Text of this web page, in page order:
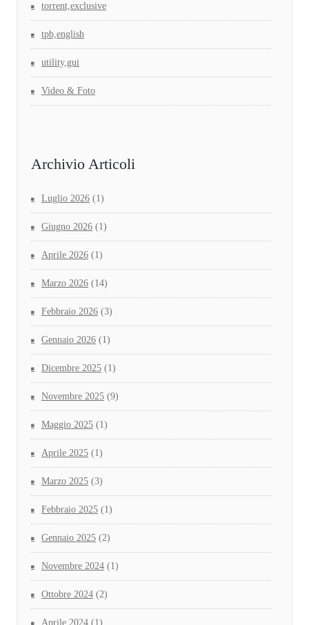
torrent,exclusive
tpb,english
utility,gui
Video & Foto
Archivio Articoli
Luglio 2026 (1)
Giugno 2026 (1)
Aprile 2026 (1)
Marzo 2026 (14)
Febbraio 2026 (3)
Gennaio 2026 (1)
Dicembre 2025 (1)
Novembre 2025 (9)
Maggio 2025 (1)
Aprile 2025 (1)
Marzo 2025 (3)
Febbraio 2025 (1)
Gennaio 2025 (2)
Novembre 2024 (1)
Ottobre 2024 (2)
Aprile 2024 (1)